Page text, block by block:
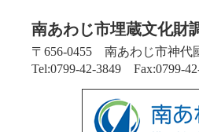
南あわじ市埋蔵文化財
〒656-0455 南あわじ市神代
Tel:0799-42-3849 Fax:0799-